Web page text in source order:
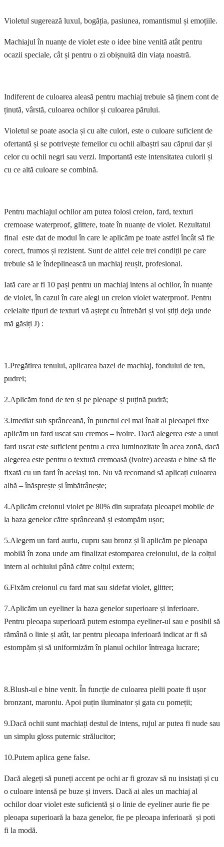
Violetul sugerează luxul, bogăția, pasiunea, romantismul și emoțiile.
Machiajul în nuanțe de violet este o idee bine venită atât pentru
ocazii speciale, cât și pentru o zi obișnuită din viața noastră.
Indiferent de culoarea aleasă pentru machiaj trebuie să ținem cont de
ținută, vârstă, culoarea ochilor și culoarea părului.
Violetul se poate asocia și cu alte culori, este o culoare suficient de
ofertantă și se potrivește femeilor cu ochii albaștri sau căprui dar și
celor cu ochii negri sau verzi. Importantă este intensitatea culorii și
cu ce altă culoare se combină.
Pentru machiajul ochilor am putea folosi creion, fard, texturi
cremoase waterproof, glittere, toate în nuanțe de violet. Rezultatul
final este dat de modul în care le aplicăm pe toate astfel încât să fie
corect, frumos și rezistent. Sunt de altfel cele trei condiții pe care
trebuie să le îndeplinească un machiaj reușit, profesional.
Iată care ar fi 10 pași pentru un machiaj intens al ochilor, în nuanțe
de violet, în cazul în care alegi un creion violet waterproof. Pentru
celelalte tipuri de texturi vă aștept cu întrebări și voi știți deja unde
mă găsiți J) :
1.Pregătirea tenului, aplicarea bazei de machiaj, fondului de ten,
pudrei;
2.Aplicăm fond de ten și pe pleoape și puțină pudră;
3.Imediat sub sprânceană, în punctul cel mai înalt al pleoapei fixe
aplicăm un fard uscat sau cremos – ivoire. Dacă alegerea este a unui
fard uscat este suficient pentru a crea luminozitate în acea zonă, dacă
alegerea este pentru o textură cremoasă (ivoire) aceasta e bine să fie
fixată cu un fard în același ton. Nu vă recomand să aplicați culoarea
albă – înăsprește și îmbătrânește;
4.Aplicăm creionul violet pe 80% din suprafața pleoapei mobile de
la baza genelor către sprânceană și estompăm ușor;
5.Alegem un fard auriu, cupru sau bronz și îl aplicăm pe pleoapa
mobilă în zona unde am finalizat estomparea creionului, de la colțul
intern al ochiului până către colțul extern;
6.Fixăm creionul cu fard mat sau sidefat violet, glitter;
7.Aplicăm un eyeliner la baza genelor superioare și inferioare.
Pentru pleoapa superioară putem estompa eyeliner-ul sau e posibil să
rămână o linie și atât, iar pentru pleoapa inferioară indicat ar fi să
estompăm și să uniformizăm în planul ochilor întreaga lucrare;
8.Blush-ul e bine venit. În funcție de culoarea pielii poate fi ușor
bronzant, maroniu. Apoi puțin iluminator și gata cu pomeții;
9.Dacă ochii sunt machiați destul de intens, rujul ar putea fi nude sau
un simplu gloss puternic strălucitor;
10.Putem aplica gene false.
Dacă alegeți să puneți accent pe ochi ar fi grozav să nu insistați și cu
o culoare intensă pe buze și invers. Dacă ai ales un machiaj al
ochilor doar violet este suficientă și o linie de eyeliner aurie fie pe
pleoapa superioară la baza genelor, fie pe pleoapa inferioară și poti
fi la modă.